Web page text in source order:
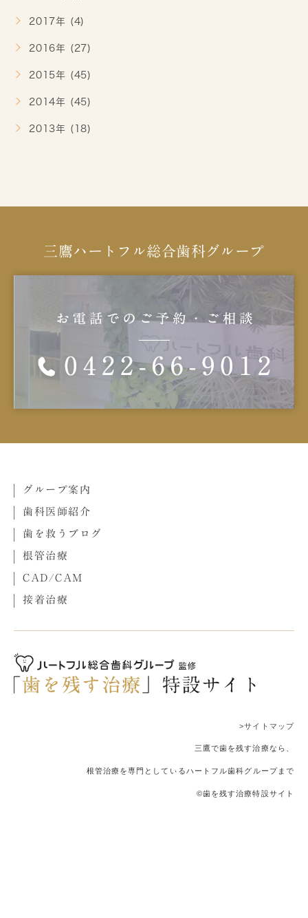
2017年 (4)
2016年 (27)
2015年 (45)
2014年 (45)
2013年 (18)
三鷹ハートフル総合歯科グループ
グループ案内
歯科医師紹介
歯を救うブログ
根管治療
CAD/CAM
接着治療
>サイトマップ
三鷹で歯を残す治療なら、
根管治療を専門としているハートフル歯科グループまで
©歯を残す治療特設サイト